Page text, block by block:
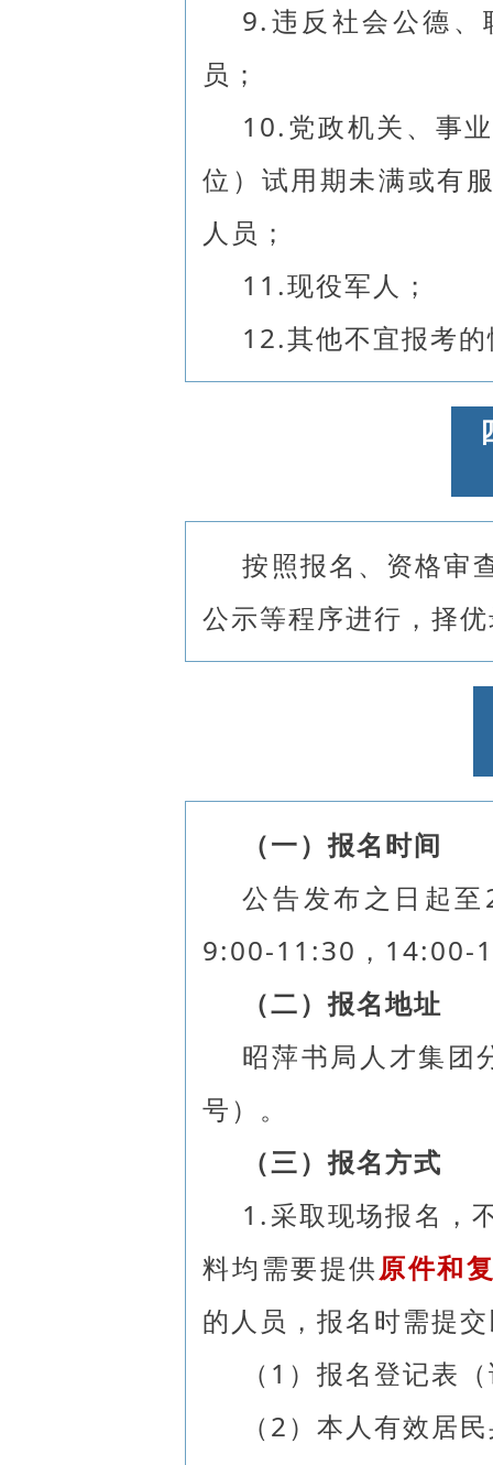
9.违反社会公德
员；
10.党政机关、事
位）试用期未满或有
人员；
11.现役军人；
12.其他不宜报考
按照报名、资格审
公示等程序进行，择
（一）报名时间
公告发布之日起
9:00-11:30，14:00-
（二）报名地址
昭萍书局人才集团
号）。
（三）报名方式
1.采取现场报名，
料均需要提供原件和
的人员，报名时需提
（1）报名登记表
（2）本人有效居